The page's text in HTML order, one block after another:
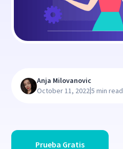
Prueba Gratis
Anja Milovanovic
October 11, 2022|5 min read